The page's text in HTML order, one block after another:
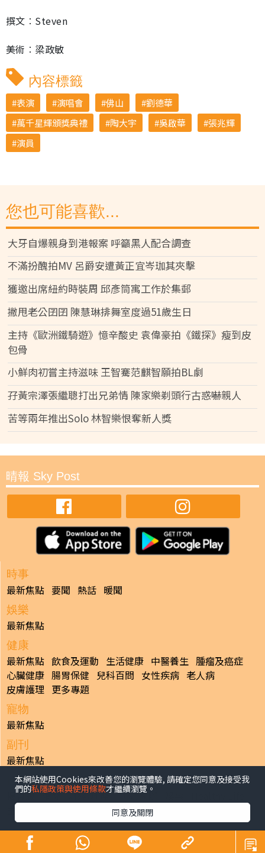
撰文︰Steven
美術︰梁政敏
內容標籤
表演 演唱會 佛山
劉德華
萬千星輝頒獎典禮
陶大宇 吳啟華
張兆輝
演員
您也可能喜歡...
大牙自爆親身到港報案 呼籲黑人配合調查
不滿扮醜拍MV 呂爵安遭黃正宜岑珈其夾擊
獲邀出席紐約時裝周 邱彥筒寓工作於集郵
撇甩老公囝囝 陳慧琳排舞室度過51歲生日
主持《歐洲鐵騎遊》憶辛酸史 袁偉豪拍《鐵探》瘦到皮
包骨
小鮮肉初嘗主持滋味 王智騫范麒智願拍BL劇
孖黃宗澤張繼聰打出兄弟情 陳家樂剃頭行古惑嚇親人
苦等兩年推出Solo 林智樂恨奪新人獎
晴報 Sky Post
時事
最新焦點 要聞 熱話 暖聞
娛樂
最新焦點
健康
最新焦點 飲食及運動 生活健康 中醫養生 腫瘤及癌症
心臟健康 腸胃保健 兒科百問 女性疾病 老人病
皮膚護理 更多專題
寵物
最新焦點
副刊
最新焦點
日報
揭頁版 港聞 財經/地產 中國/國際
生活副刊
體育 專題/人物
香港經濟日報版權所有©2026
本網站使用Cookies來改善您的瀏覽體驗, 請確定您同意及接受我
們的私隱政策與使用條款才繼續瀏覽。
同意及關閉